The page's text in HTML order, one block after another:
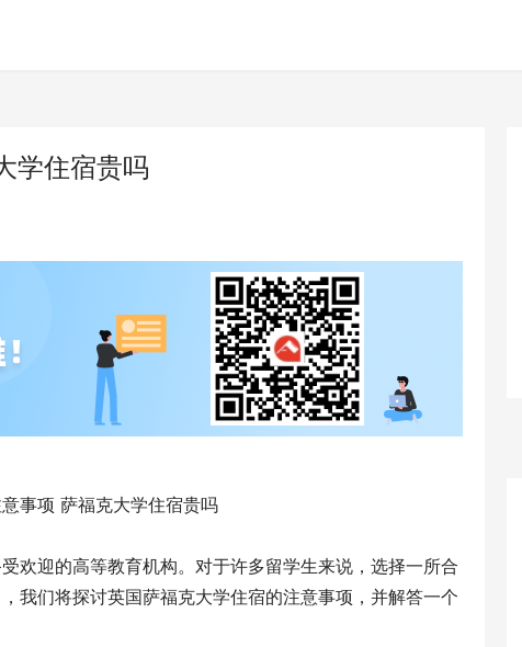
学住宿贵吗
欢迎的高等教育机构。对于许多留学生来说，选择一所合
我们将探讨英国萨福克大学住宿的注意事项，并解答一个